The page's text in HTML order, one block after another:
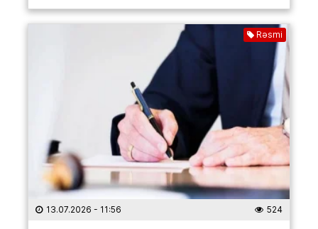
Rəsmi
13.07.2026 - 11:56 524